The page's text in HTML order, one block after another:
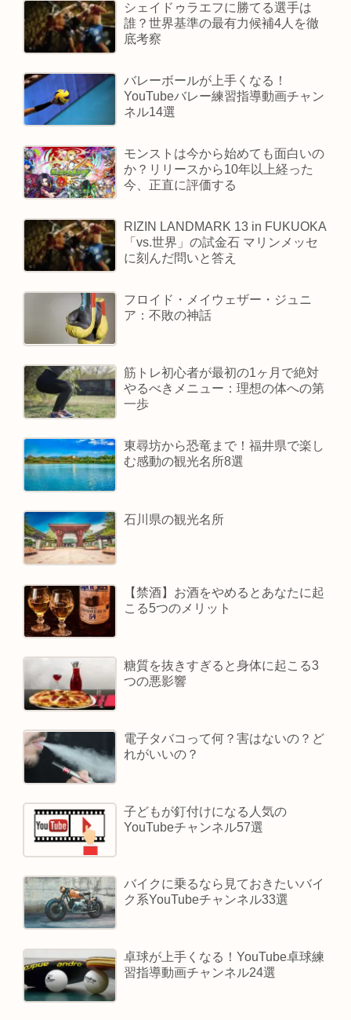
シェイドゥラエフに勝てる選手は
誰？世界基準の最有力候補4人を徹
底考察
バレーボールが上手くなる！
YouTubeバレー練習指導動画チャン
ネル14選
モンストは今から始めても面白いの
か？リリースから10年以上経った
今、正直に評価する
RIZIN LANDMARK 13 in FUKUOKA
「vs.世界」の試金石 マリンメッセ
に刻んだ問いと答え
フロイド・メイウェザー・ジュニ
ア：不敗の神話
筋トレ初心者が最初の1ヶ月で絶対
やるべきメニュー：理想の体への第
一歩
東尋坊から恐竜まで！福井県で楽し
む感動の観光名所8選
石川県の観光名所
【禁酒】お酒をやめるとあなたに起
こる5つのメリット
糖質を抜きすぎると身体に起こる3
つの悪影響
電子タバコって何？害はないの？ど
れがいいの？
子どもが釘付けになる人気の
YouTubeチャンネル57選
バイクに乗るなら見ておきたいバイ
ク系YouTubeチャンネル33選
卓球が上手くなる！YouTube卓球練
習指導動画チャンネル24選